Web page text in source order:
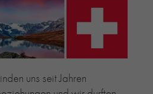
TONWERK
uns seit Jahren